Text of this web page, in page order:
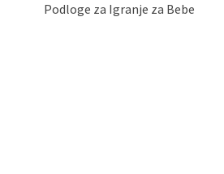
aktivnosti obrade Vaših osobnih
privole možete podnijeti poštom na
ili e-mailom na adresu:
Podloge za Igranje za Bebe